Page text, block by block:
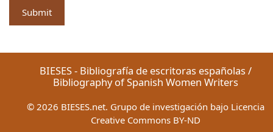
BIESES - Bibliografía de escritoras españolas /
Bibliography of Spanish Women Writers
© 2026 BIESES.net. Grupo de investigación bajo Licencia
Creative Commons BY-ND